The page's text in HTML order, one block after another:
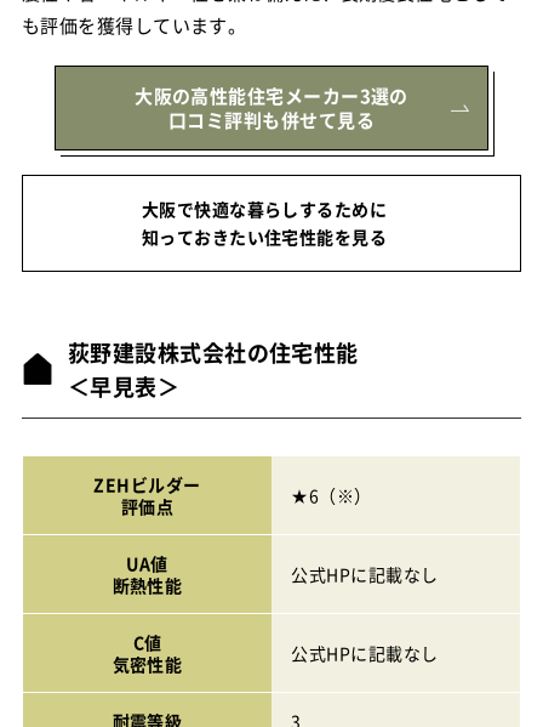
も評価を獲得しています。
大阪の高性能住宅メーカー3選の
口コミ評判も併せて見る
大阪で快適な暮らしするために
知っておきたい住宅性能を見る
荻野建設株式会社の住宅性能
＜早見表＞
ZEHビルダー
評価点
★6（※）
UA値
断熱性能
公式HPに記載なし
C値
気密性能
公式HPに記載なし
耐震等級 3